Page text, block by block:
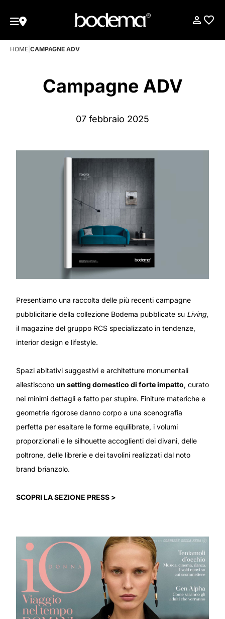
HOME CAMPAGNE ADV
Campagne ADV
07 febbraio 2025
Presentiamo una raccolta delle più recenti campagne
pubblicitarie della collezione Bodema pubblicate su Living,
il magazine del gruppo RCS specializzato in tendenze,
interior design e lifestyle.
Spazi abitativi suggestivi e architetture monumentali
allestiscono un setting domestico di forte impatto, curato
nei minimi dettagli e fatto per stupire. Finiture materiche e
geometrie rigorose danno corpo a una scenografia
perfetta per esaltare le forme equilibrate, i volumi
proporzionali e le silhouette accoglienti dei divani, delle
poltrone, delle librerie e dei tavolini realizzati dal noto
brand brianzolo.
SCOPRI LA SEZIONE PRESS >